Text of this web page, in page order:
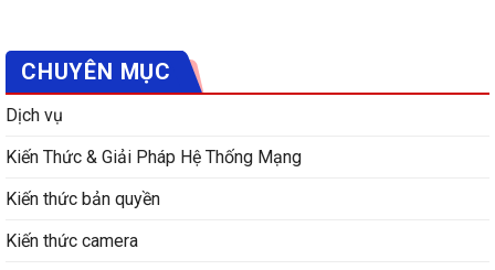
CHUYÊN MỤC
Dịch vụ
Kiến Thức & Giải Pháp Hệ Thống Mạng
Kiến thức bản quyền
Kiến thức camera